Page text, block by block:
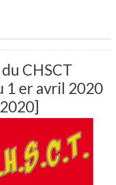
CHSCT
1 er avril 2020